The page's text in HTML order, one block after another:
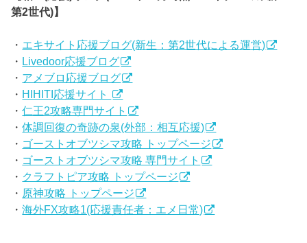
第2世代)】
・ エキサイト応援ブログ(新生：第2世代による運営)
・ Livedoor応援ブログ
・ アメブロ応援ブログ
・ HIHITI応援サイト
・仁王2攻略専門サイト
・体調回復の奇跡の泉(外部：相互応援)
・ ゴーストオブツシマ攻略 トップページ
・ ゴーストオブツシマ攻略 専門サイト
・ クラフトピア攻略 トップページ
・ 原神攻略 トップページ
・海外FX攻略1(応援責任者：エメ日常)